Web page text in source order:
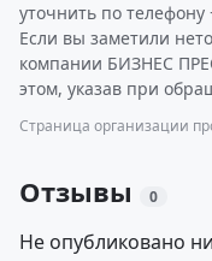
уточнить по телефону
Если вы заметили
компании БИЗНЕС
этом, указав при
Страница организации
Отзывы 0
Не опубликовано